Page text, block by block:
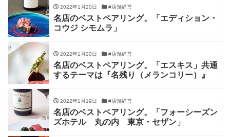
2022年1月20日 #店舗経営
名店のベストペアリング。「エディション・
コウジ シモムラ」
2022年1月20日 #店舗経営
名店のベストペアリング。「エスキス」共通
するテーマは『名残り（メランコリー）』
2022年1月19日 #店舗経営
名店のベストペアリング。「フォーシーズン
ズホテル 丸の内 東京・セザン」